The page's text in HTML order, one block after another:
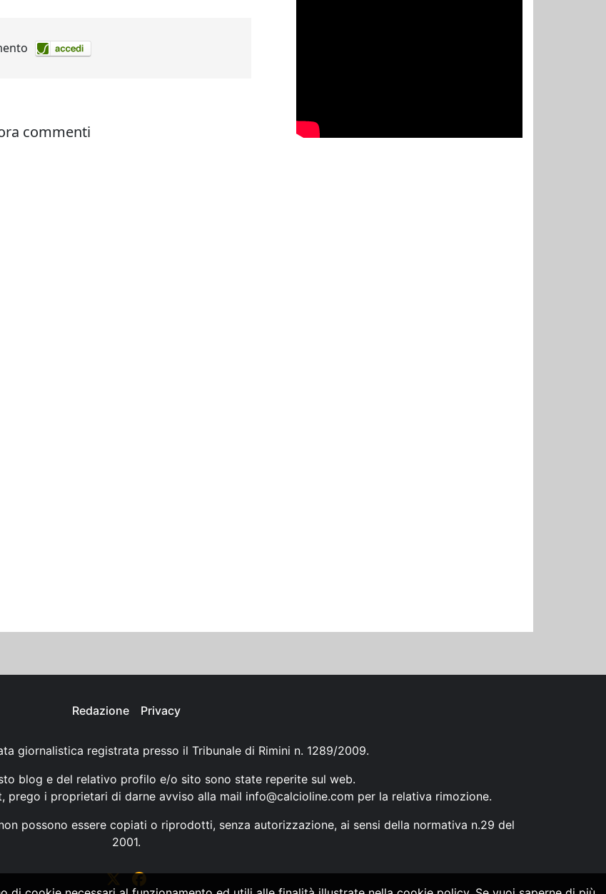
Redazione Privacy
giornalistica registrata presso il Tribunale di Rimini n. 1289/2009.
blog e del relativo profilo e/o sito sono state reperite sul web.
i proprietari di darne avviso alla mail info@calcioline.com per la relativa rimozione.
possono essere copiati o riprodotti, senza autorizzazione, ai sensi della normativa n.29 del
2001.